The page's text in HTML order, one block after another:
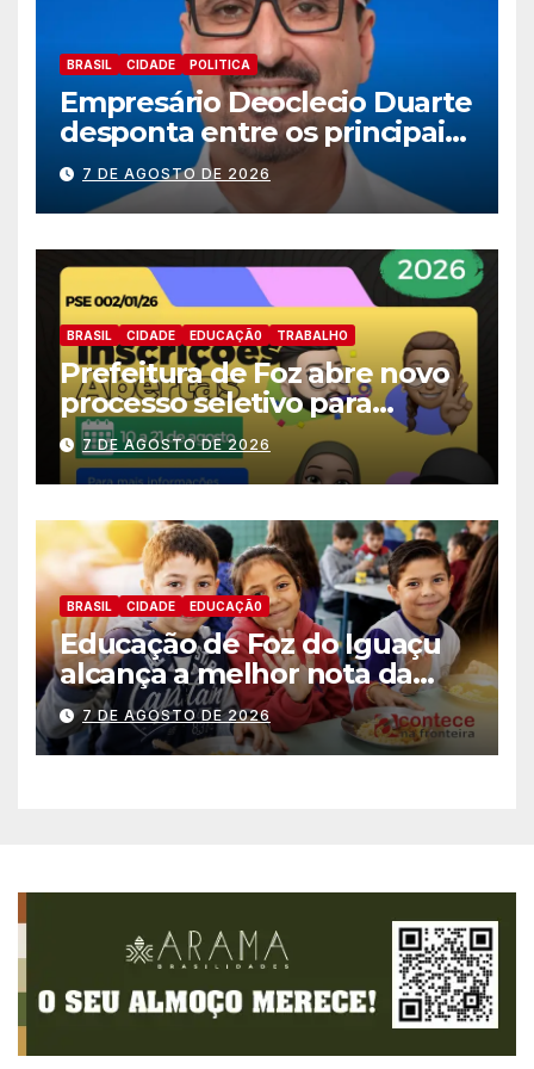
BRASIL CIDADE POLITICA
Empresário Deoclecio Duarte
desponta entre os principais
nomes do União Brasil para
deputado estadual
7 DE AGOSTO DE 2026
BRASIL CIDADE EDUCAÇÃ0 TRABALHO
Prefeitura de Foz abre novo
processo seletivo para
estagiários
7 DE AGOSTO DE 2026
BRASIL CIDADE EDUCAÇÃ0
Educação de Foz do Iguaçu
alcança a melhor nota da
história no IDEB
7 DE AGOSTO DE 2026